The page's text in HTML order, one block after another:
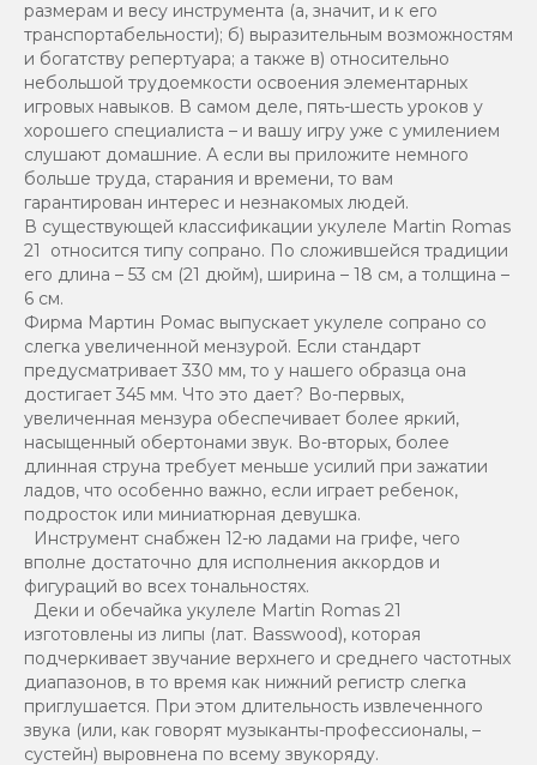
размерам и весу инструмента (а, значит, и к его
транспортабельности); б) выразительным возможностям
и богатству репертуара; а также в) относительно
небольшой трудоемкости освоения элементарных
игровых навыков. В самом деле, пять-шесть уроков у
хорошего специалиста – и вашу игру уже с умилением
слушают домашние. А если вы приложите немного
больше труда, старания и времени, то вам
гарантирован интерес и незнакомых людей.
В существующей классификации укулеле Martin Romas
21 относится типу сопрано. По сложившейся традиции
его длина – 53 см (21 дюйм), ширина – 18 см, а толщина –
6 см.
Фирма Мартин Ромас выпускает укулеле сопрано со
слегка увеличенной мензурой. Если стандарт
предусматривает 330 мм, то у нашего образца она
достигает 345 мм. Что это дает? Во-первых,
увеличенная мензура обеспечивает более яркий,
насыщенный обертонами звук. Во-вторых, более
длинная струна требует меньше усилий при зажатии
ладов, что особенно важно, если играет ребенок,
подросток или миниатюрная девушка.
Инструмент снабжен 12-ю ладами на грифе, чего
вполне достаточно для исполнения аккордов и
фигураций во всех тональностях.
Деки и обечайка укулеле Martin Romas 21
изготовлены из липы (лат. Basswood), которая
подчеркивает звучание верхнего и среднего частотных
диапазонов, в то время как нижний регистр слегка
приглушается. При этом длительность извлеченного
звука (или, как говорят музыканты-профессионалы, –
сустейн) выровнена по всему звукоряду.